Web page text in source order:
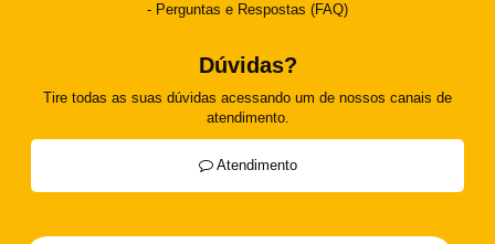
Perguntas e Respostas (FAQ)
Dúvidas?
Tire todas as suas dúvidas acessando um de nossos canais de
atendimento.
Atendimento